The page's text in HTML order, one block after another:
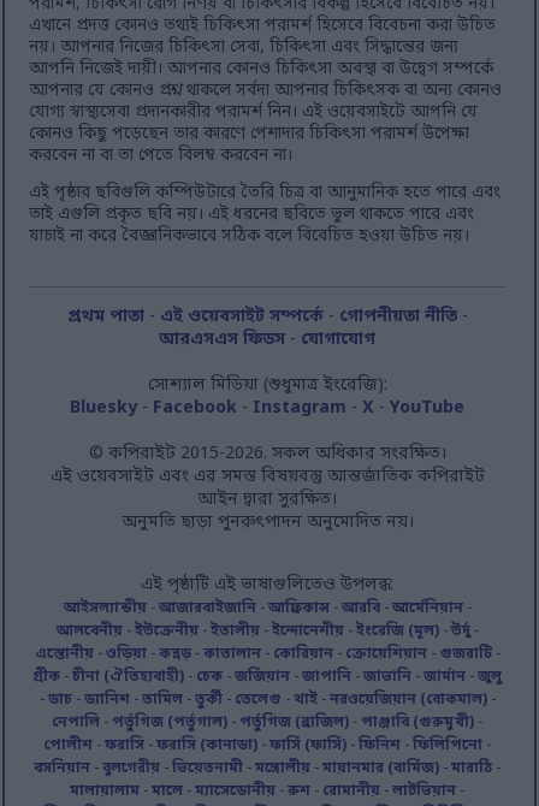
পরামর্শ, চিকিৎসা রোগ নির্ণয় বা চিকিৎসার বিকল্প হিসেবে বিবেচিত নয়।
এখানে প্রদত্ত কোনও তথ্যই চিকিৎসা পরামর্শ হিসেবে বিবেচনা করা উচিত
নয়। আপনার নিজের চিকিৎসা সেবা, চিকিৎসা এবং সিদ্ধান্তের জন্য
আপনি নিজেই দায়ী। আপনার কোনও চিকিৎসা অবস্থা বা উদ্বেগ সম্পর্কে
আপনার যে কোনও প্রশ্ন থাকলে সর্বদা আপনার চিকিৎসক বা অন্য কোনও
যোগ্য স্বাস্থ্যসেবা প্রদানকারীর পরামর্শ নিন। এই ওয়েবসাইটে আপনি যে
কোনও কিছু পড়েছেন তার কারণে পেশাদার চিকিৎসা পরামর্শ উপেক্ষা
করবেন না বা তা পেতে বিলম্ব করবেন না।
এই পৃষ্ঠার ছবিগুলি কম্পিউটারে তৈরি চিত্র বা আনুমানিক হতে পারে এবং
তাই এগুলি প্রকৃত ছবি নয়। এই ধরনের ছবিতে ভুল থাকতে পারে এবং
যাচাই না করে বৈজ্ঞানিকভাবে সঠিক বলে বিবেচিত হওয়া উচিত নয়।
প্রথম পাতা- এই ওয়েবসাইট সম্পর্কে- গোপনীয়তা নীতি-
আরএসএস ফিডস - যোগাযোগ
সোশ্যাল মিডিয়া (শুধুমাত্র ইংরেজি):
Bluesky- Facebook - Instagram -X -YouTube
© কপিরাইট 2015-2026. সকল অধিকার সংরক্ষিত।
এই ওয়েবসাইট এবং এর সমস্ত বিষয়বস্তু আন্তর্জাতিক কপিরাইট
আইন দ্বারা সুরক্ষিত।
অনুমতি ছাড়া পুনরুৎপাদন অনুমোদিত নয়।
এই পৃষ্ঠাটি এই ভাষাগুলিতেও উপলব্ধ:
আইসল্যান্ডীয়-আজারবাইজানি-আফ্রিকান্স-আরবি-আর্মেনিয়ান-
আলবেনীয়-ইউক্রেনীয়-ইতালীয়-ইন্দোনেশীয়-ইংরেজি (মূল)-উর্দু-
এস্তোনীয়-ওড়িয়া-কন্নড়-কাতালান- কোরিয়ান- ক্রোয়েশিয়ান- গুজরাটি-
গ্রীক -চীনা (ঐতিহ্যবাহী) - চেক -জর্জিয়ান -জাপানি -জাভানি -জার্মান -জুলু
-ডাচ-ড্যানিশ-তামিল-তুর্কী- তেলেগু - থাই-নরওয়েজিয়ান (বোকমাল)-
নেপালি - পর্তুগিজ (পর্তুগাল) - পর্তুগিজ (ব্রাজিল) - পাঞ্জাবি (গুরুমুখী) -
পোলীশ -ফরাসি -ফরাসি (কানাডা) -ফার্সি (ফার্সি) -ফিনিশ -ফিলিপিনো -
বসনিয়ান -বুলগেরীয় -ভিয়েতনামী -মঙ্গোলীয় -মায়ানমার (বার্মিজ) -মারাঠি -
মালায়ালাম -মালে -ম্যাসেডোনীয় -রুশ - রোমানীয় -লাটভিয়ান -